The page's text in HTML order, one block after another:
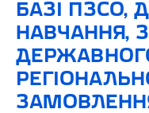
БАЗІ ПЗСО,
НАВЧАННЯ,